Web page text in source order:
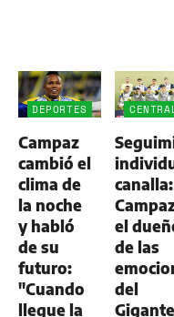
DEPORTES
Campaz
cambió el
clima de
la noche
y habló
de su
futuro:
"Cuando
llegue la
1
canalla:
el
de las
del
Gigante